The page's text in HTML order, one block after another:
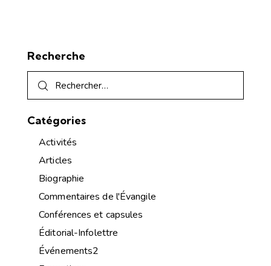
Recherche
Catégories
Activités
Articles
Biographie
Commentaires de l'Évangile
Conférences et capsules
Éditorial-Infolettre
Événements2